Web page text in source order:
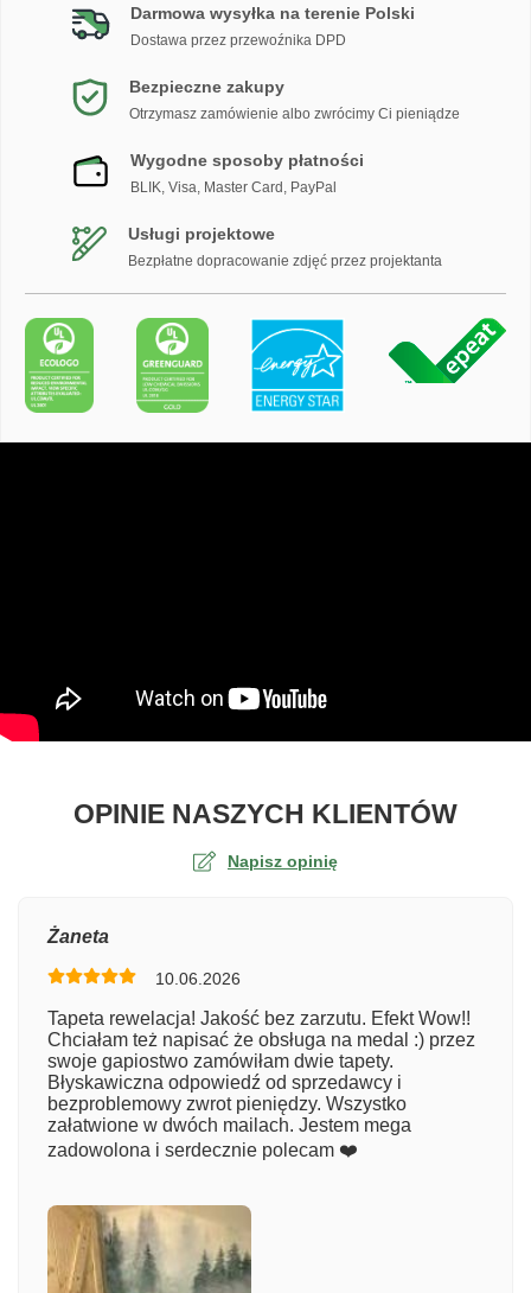
Darmowa wysyłka na terenie Polski
Dostawa przez przewoźnika DPD
Bezpieczne zakupy
Otrzymasz zamówienie albo zwrócimy Ci pieniądze
Wygodne sposoby płatności
BLIK, Visa, Master Card, PayPal
Usługi projektowe
Bezpłatne dopracowanie zdjęć przez projektanta
OPINIE NASZYCH KLIENTÓWO
Napisz opinię
Numer zamówienia
Imię
Żaneta
10.06.2026
Tapeta rewelacja! Jakość bez zarzutu. Efekt Wow!!
Chciałam też napisać że obsługa na medal :) przez
swoje gapiostwo zamówiłam dwie tapety.
Błyskawiczna odpowiedź od sprzedawcy i
bezproblemowy zwrot pieniędzy. Wszystko
załatwione w dwóch mailach. Jestem mega
zadowolona i serdecznie polecam ❤️